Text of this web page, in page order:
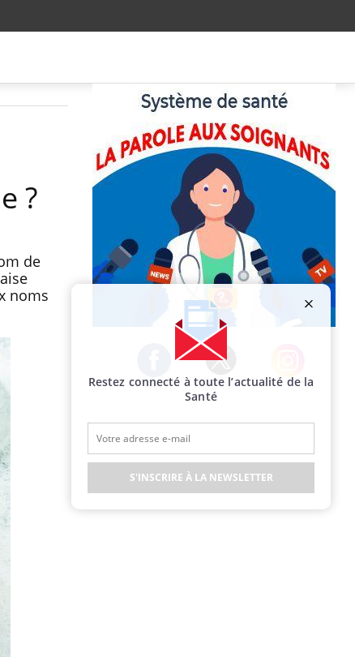
?
de
noms
Facebook Twitter Instagram
Restez connecté à toute l’actualité de la
Santé
S'INSCRIRE À LA NEWSLETTER